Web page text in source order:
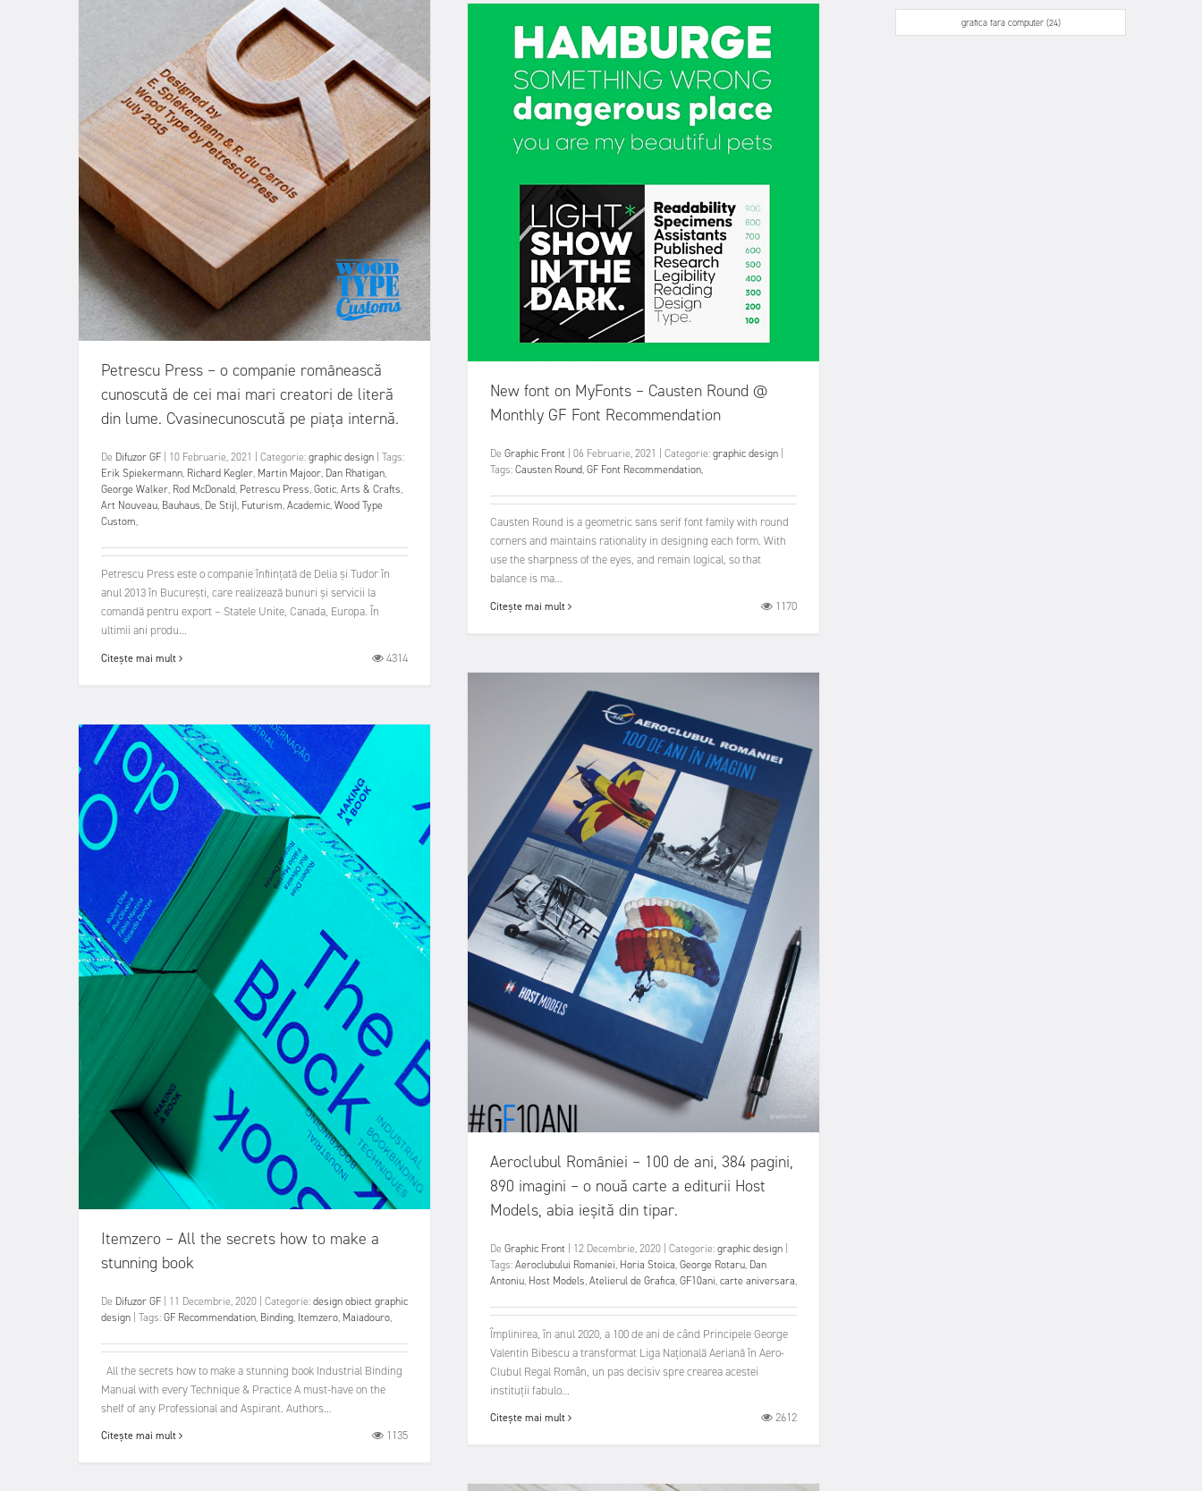
Petrescu Press – o companie românească
cunoscută de cei mai mari creatori de literă
din lume. Cvasinecunoscută pe piața internă.
De Difuzor GF 10 Februarie, 2021 Categorie:graphic design Tags:
Erik Spiekermann, Richard Kegler, Martin Majoor, Dan Rhatigan,
George Walker, Rod McDonald, Petrescu Press,Gotic,Arts & Crafts,
Art Nouveau, Bauhaus, De Stijl, Futurism,Academic,Wood Type
Custom,
Petrescu Press este o companie înființată de Delia și Tudor în
anul 2013 în Bucureşti, care realizează bunuri şi servicii la
comandă pentru export – Statele Unite, Canada, Europa. În
ultimii ani produ...
Citește mai mult 4314
New font on MyFonts – Causten Round @
Monthly GF Font Recommendation
De Graphic Front 06 Februarie, 2021 Categorie:graphic design
Tags:Causten Round,GF Font Recommendation,
Causten Round is a geometric sans serif font family with round
corners and maintains rationality in designing each form. With
use the sharpness of the eyes, and remain logical, so that
balance is ma...
Citește mai mult 1170
Aeroclubul României – 100 de ani, 384 pagini,
890 imagini – o nouă carte a editurii Host
Models, abia ieșită din tipar.
De Graphic Front 12 Decembrie, 2020 Categorie:graphic design
Tags:Aeroclubului Romaniei, Horia Stoica,George Rotaru, Dan
Antoniu, Host Models,Atelierul de Grafica,GF10ani,carte aniversara,
Împlinirea, în anul 2020, a 100 de ani de când Principele George
Valentin Bibescu a transformat Liga Națională Aeriană în Aero-
Clubul Regal Român, un pas decisiv spre crearea acestei
instituții fabulo...
Citește mai mult 2612
Itemzero – All the secrets how to make a
stunning book
De Difuzor GF 11 Decembrie, 2020 Categorie:design obiectgraphic
design Tags:GF Recommendation, Binding, Itemzero, Maiadouro,
All the secrets how to make a stunning book Industrial Binding
Manual with every Technique & Practice A must-have on the
shelf of any Professional and Aspirant. Authors...
Citește mai mult 1135
grafica fara computer (24)